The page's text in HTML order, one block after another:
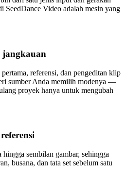
SeedDance Video adalah mesin yang
jangkauan
referensi, dan pengeditan klip
sumber Anda memilih modenya —
proyek hanya untuk mengubah
sembilan gambar, sehingga
busana, dan tata set sebelum satu